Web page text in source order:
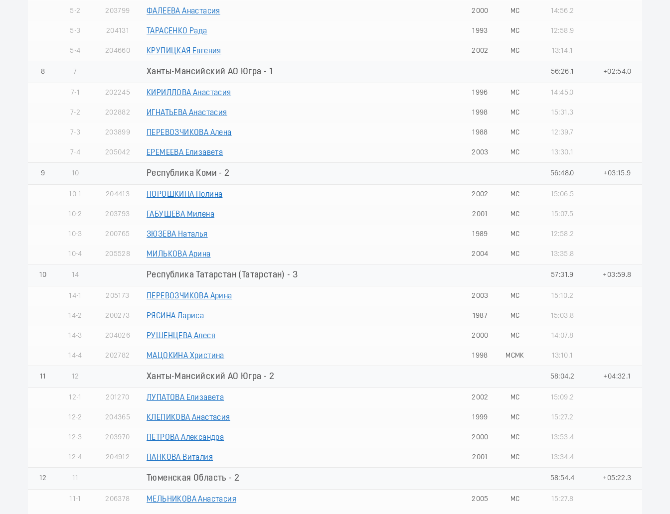
5-2 203799 ФАЛЕЕВА Анастасия 2000 МС 14:56.2
5-3 204131 ТАРАСЕНКО Рада 1993 МС 12:58.9
5-4 204660 КРУПИЦКАЯ Евгения 2002 МС 13:14.1
8 7 Ханты-Мансийский АО Югра - 1 56:26.1 +02:54.0
7-1 202245 КИРИЛЛОВА Анастасия 1996 МС 14:45.0
7-2 202882 ИГНАТЬЕВА Анастасия 1998 МС 15:31.3
7-3 203899 ПЕРЕВОЗЧИКОВА Алена 1988 МС 12:39.7
7-4 205042 ЕРЕМЕЕВА Елизавета 2003 МС 13:30.1
9 10 Республика Коми - 2 56:48.0 +03:15.9
10-1 204413 ПОРОШКИНА Полина 2002 МС 15:06.5
10-2 203793 ГАБУШЕВА Милена 2001 МС 15:07.5
10-3 200765 ЗЮЗЕВА Наталья 1989 МС 12:58.2
10-4 205528 МИЛЬКОВА Арина 2004 МС 13:35.8
10 14 Республика Татарстан (Татарстан) - 3 57:31.9 +03:59.8
14-1 205173 ПЕРЕВОЗЧИКОВА Арина 2003 МС 15:10.2
14-2 200273 РЯСИНА Лариса 1987 МС 15:03.8
14-3 204026 РУШЕНЦЕВА Алеся 2000 МС 14:07.8
14-4 202782 МАЦОКИНА Христина 1998 МСМК 13:10.1
11 12 Ханты-Мансийский АО Югра - 2 58:04.2 +04:32.1
12-1 201270 ЛУПАТОВА Елизавета 2002 МС 15:09.2
12-2 204365 КЛЕПИКОВА Анастасия 1999 МС 15:27.2
12-3 203970 ПЕТРОВА Александра 2000 МС 13:53.4
12-4 204912 ПАНКОВА Виталия 2001 МС 13:34.4
12 11 Тюменская Область - 2 58:54.4 +05:22.3
11-1 206378 МЕЛЬНИКОВА Анастасия 2005 МС 15:27.8